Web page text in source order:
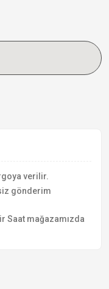
verilir.
gönderim
Saat mağazamızda